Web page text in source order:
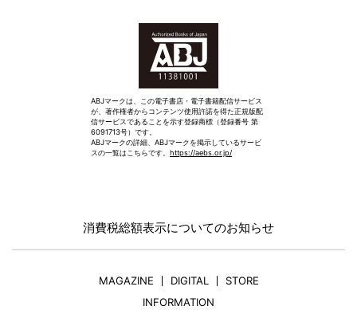
ABJマークは、この電子書店・電子書籍配信サービス
が、著作権者からコンテンツ使用許諾を得た正規版配
信サービスであることを示す登録商標（登録番号 第
6091713号）です。
ABJマークの詳細、ABJマークを掲示しているサービ
スの一覧はこちらです。 https://aebs.or.jp/
消費税総額表示についてのお知らせ
MAGAZINE DIGITAL
STORE
INFORMATION